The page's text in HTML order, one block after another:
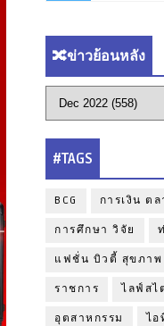
🔀ข่าวย้อนหลัง
#TAGS
BCG การเงิน ต
การศึกษา วิจัย
แฟชั่น บิวตี้ สุขภาพ
ราชการ ไลฟ์สไ
อุตสาหกรรม ไอ